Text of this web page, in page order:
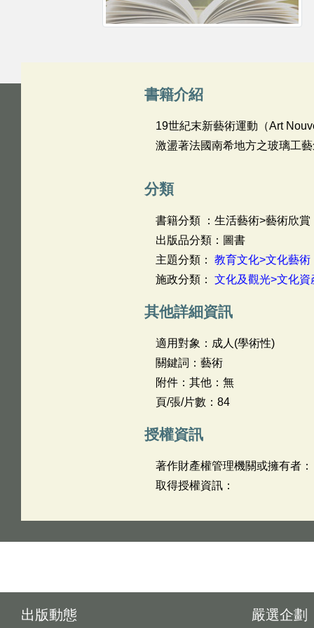
書籍介紹
19世紀末新藝術運動（Art
激盪著法國南希地方之玻璃工
分類
書籍分類 ：生活藝術>藝術欣賞
出版品分類：圖書
主題分類： 教育文化>文化藝術
施政分類： 文化及觀光>文化
其他詳細資訊
適用對象：成人(學術性)
關鍵詞：藝術
附件：其他：無
頁/張/片數：84
授權資訊
著作財產權管理機關或擁有者：
取得授權資訊：
出版動態 嚴選企劃